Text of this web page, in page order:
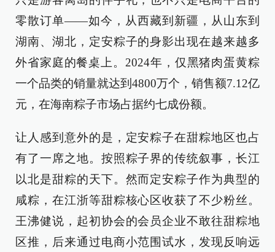
零散订单——如今，从西藏到新疆，从山东到
湖南、湖北，定安粽子的身影出现在越来越多
外省家庭的餐桌上。2024年，仅黑猪肉蛋黄粽
一个品类的销量就达到4800万个，销售额7.12亿
元，在海南粽子市场占据约七成份额。
让人感到意外的是，定安粽子在甜粽地区也占
有了一席之地。按照粽子界的传统叙事，长江
以北是甜粽的天下。然而定安粽子作为典型的
咸粽，在江浙等甜粽核心区收获了不少粉丝。
王沸健说，起初协会的会员企业不敢往甜粽地
区推，后来通过电商小范围试水，发现反响远